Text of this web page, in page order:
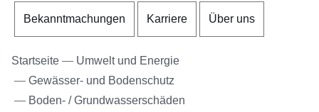
Bekanntmachungen Karriere Über uns
Startseite
Umwelt und Energie
Gewässer- und Bodenschutz
Boden- / Grundwasserschäden